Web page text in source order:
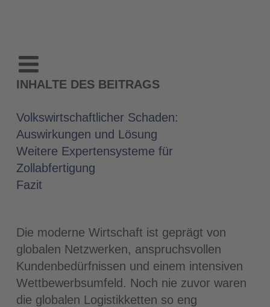
INHALTE DES BEITRAGS
Volkswirtschaftlicher Schaden:
Auswirkungen und Lösung
Weitere Expertensysteme für
Zollabfertigung
Fazit
Die moderne Wirtschaft ist geprägt von
globalen Netzwerken, anspruchsvollen
Kundenbedürfnissen und einem intensiven
Wettbewerbsumfeld. Noch nie zuvor waren
die globalen Logistikketten so eng